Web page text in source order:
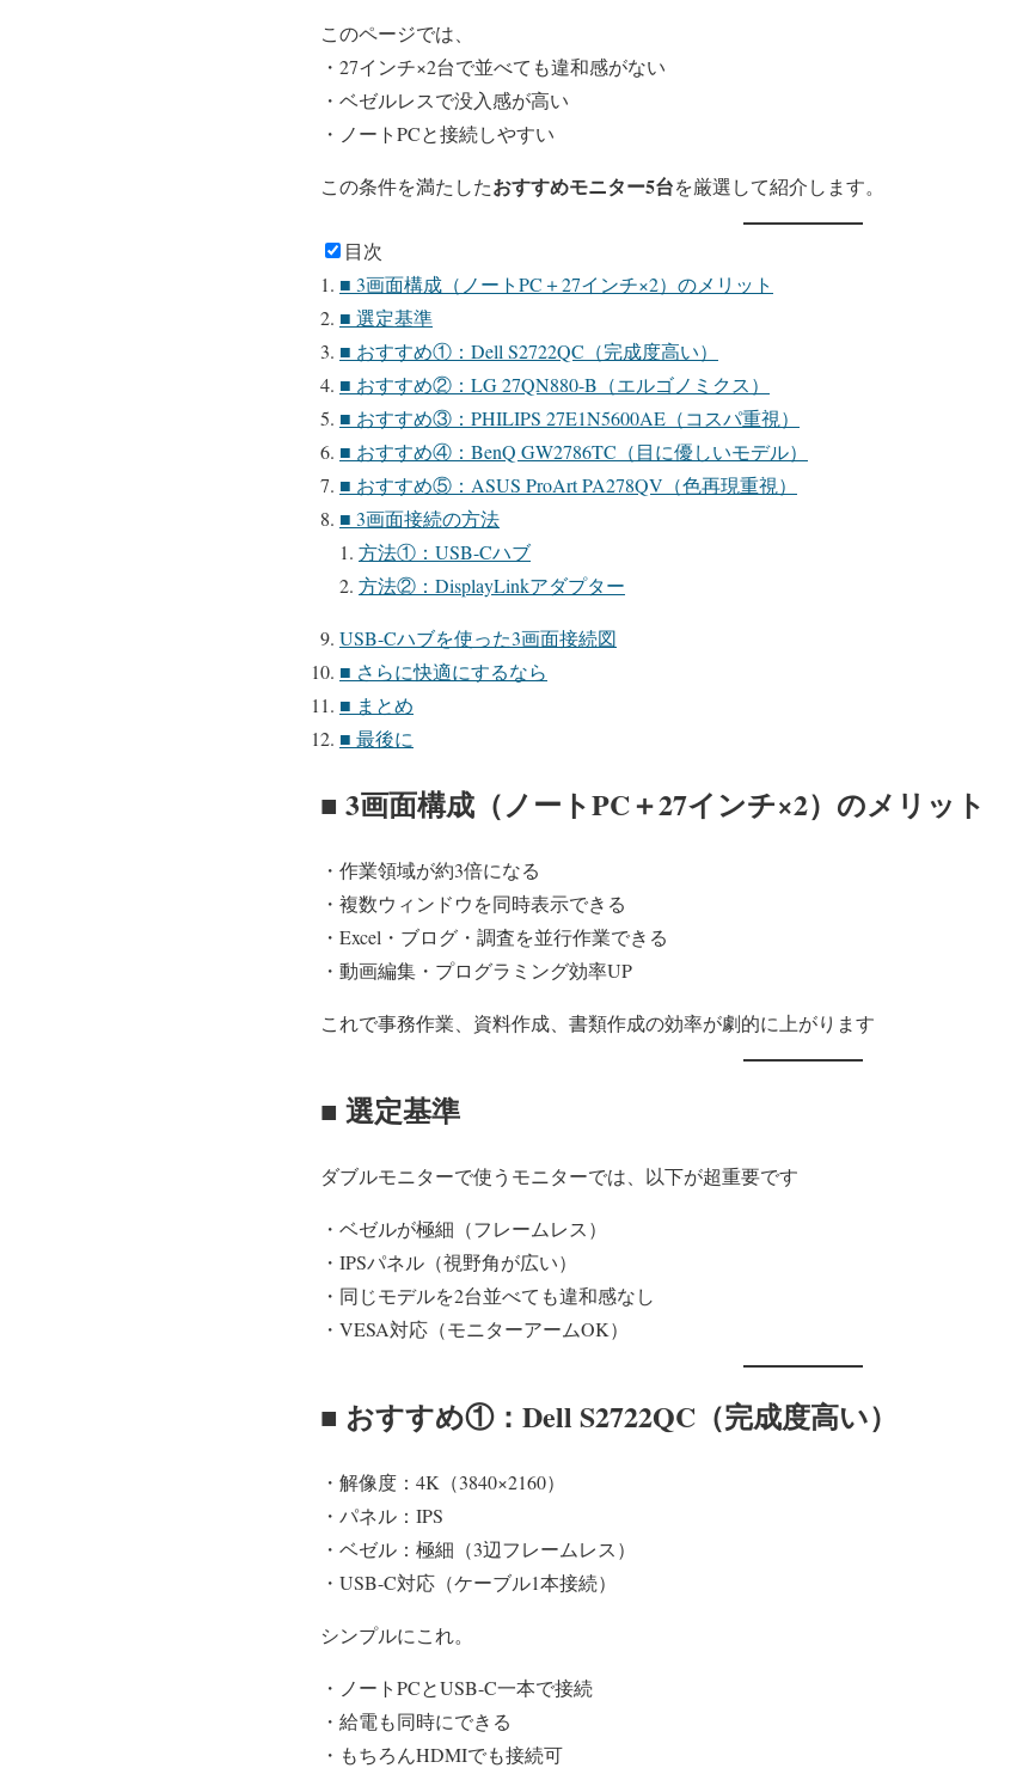
このページでは、
・27インチ×2台で並べても違和感がない
・ベゼルレスで没入感が高い
・ノートPCと接続しやすい
この条件を満たしたおすすめモニター5台を厳選して紹介します。
目次
■ 3画面構成（ノートPC＋27インチ×2）のメリット
■ 選定基準
■ おすすめ①：Dell S2722QC（完成度高い）
■ おすすめ②：LG 27QN880-B（エルゴノミクス）
■ おすすめ③：PHILIPS 27E1N5600AE（コスパ重視）
■ おすすめ④：BenQ GW2786TC（目に優しいモデル）
■ おすすめ⑤：ASUS ProArt PA278QV（色再現重視）
■ 3画面接続の方法
方法①：USB-Cハブ
方法②：DisplayLinkアダプター
USB-Cハブを使った3画面接続図
■ さらに快適にするなら
■ まとめ
■ 最後に
■ 3画面構成（ノートPC＋27インチ×2）のメリット
・作業領域が約3倍になる
・複数ウィンドウを同時表示できる
・Excel・ブログ・調査を並行作業できる
・動画編集・プログラミング効率UP
これで事務作業、資料作成、書類作成の効率が劇的に上がります
■ 選定基準
ダブルモニターで使うモニターでは、以下が超重要です
・ベゼルが極細（フレームレス）
・IPSパネル（視野角が広い）
・同じモデルを2台並べても違和感なし
・VESA対応（モニターアームOK）
■ おすすめ①：Dell S2722QC（完成度高い）
・解像度：4K（3840×2160）
・パネル：IPS
・ベゼル：極細（3辺フレームレス）
・USB-C対応（ケーブル1本接続）
シンプルにこれ。
・ノートPCとUSB-C一本で接続
・給電も同時にできる
・もちろんHDMIでも接続可